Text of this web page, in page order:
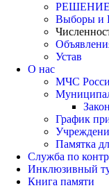
РЕШЕНИЕ
Выборы и
Устав
О нас
МЧС
График
Памятка
Служба по
Инклюзивный
Книга памяти